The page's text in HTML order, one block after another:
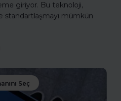
giriyor. Bu teknoloji,
mümkün
Seç